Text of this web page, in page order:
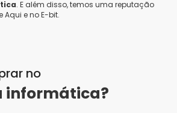
. E além disso, temos uma reputação
Aqui e no E-bit.
no
informática?